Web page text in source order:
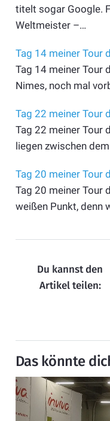
titelt sogar Google.
Weltmeister –…
Tag 14 meiner Tour
Tag 14 meiner Tour
Nimes, noch mal
Tag 22 meiner Tour
Tag 22 meiner Tour
liegen zwischen
Tag 20 meiner Tour
Tag 20 meiner Tour
weißen Punkt, denn
Du kannst den
Artikel teilen:
Das könnte